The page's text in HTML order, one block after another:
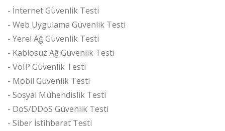
- İnternet Güvenlik Testi
- Web Uygulama Güvenlik Testi
- Yerel Ağ Güvenlik Testi
- Kablosuz Ağ Güvenlik Testi
- VoIP Güvenlik Testi
- Mobil Güvenlik Testi
- Sosyal Mühendislik Testi
- DoS/DDoS Güvenlik Testi
- Siber İstihbarat Testi